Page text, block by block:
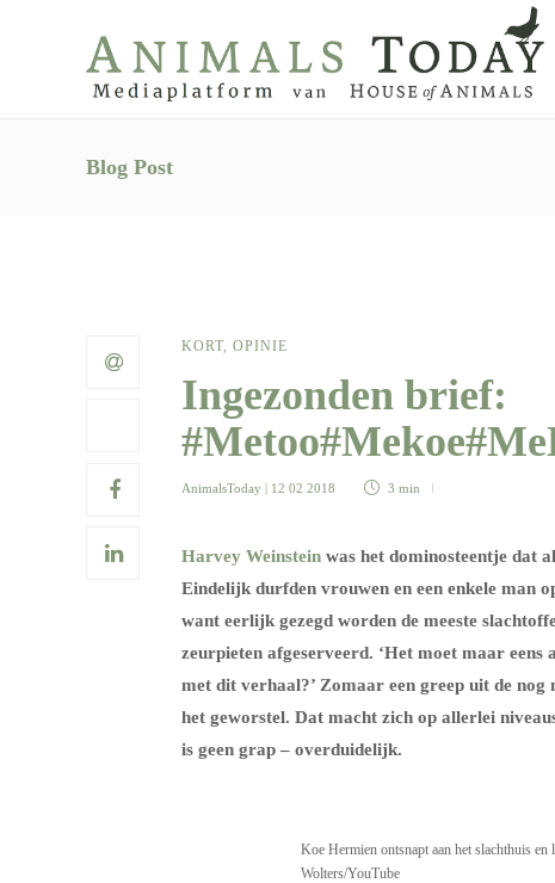
Blog Post
KORT, OPINIE
Ingezonden brief:
AnimalsToday | 12 02 2018 3 min
Harvey Weinstein was het dominosteentje dat
Eindelijk durfden vrouwen en een enkele man
want eerlijk gezegd worden de meeste
zeurpieten afgeserveerd. ‘Het moet maar
met dit verhaal?’ Zomaar een greep uit de
het geworstel. Dat macht zich op allerlei
is geen grap – overduidelijk.
Koe Hermien ontsnapt aan het slachthuis
Wolters/YouTube